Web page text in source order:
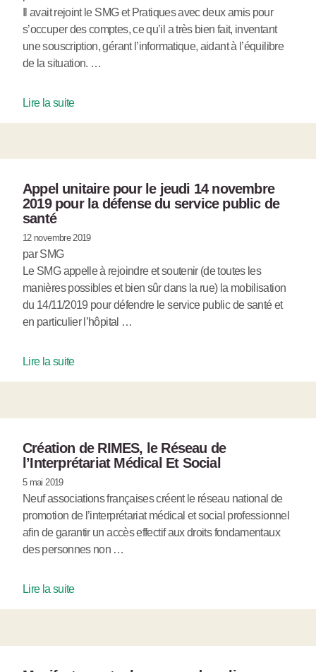
Il avait rejoint le SMG et Pratiques avec deux amis pour
s’occuper des comptes, ce qu’il a très bien fait, inventant
une souscription, gérant l’informatique, aidant à l’équilibre
de la situation. …
Lire la suite
Appel unitaire pour le jeudi 14 novembre
2019 pour la défense du service public de
santé
12 novembre 2019
par SMG
Le SMG appelle à rejoindre et soutenir (de toutes les
manières possibles et bien sûr dans la rue) la mobilisation
du 14/11/2019 pour défendre le service public de santé et
en particulier l’hôpital …
Lire la suite
Création de RIMES, le Réseau de
l’Interprétariat Médical Et Social
5 mai 2019
Neuf associations françaises créent le réseau national de
promotion de l’interprétariat médical et social professionnel
afin de garantir un accès effectif aux droits fondamentaux
des personnes non …
Lire la suite